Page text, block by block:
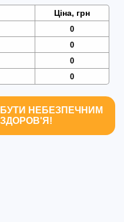
Ціна, грн
0
0
0
0
НЕБЕЗПЕЧНИМ